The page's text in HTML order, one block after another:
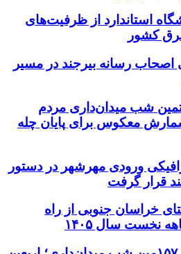
استاندارد از ظرفیت‌های
کشور
اصحاب رسانه بیرجند در مسیر
شب میدان‌داری مردم
معکوس برای پایان چله
ورودی مهرشهر در دستور
قرار گرفت
۱۱ روستای خراسان جنوبی از راه
نخست سال ۱۴۰۵